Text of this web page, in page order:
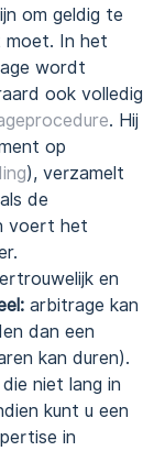
om geldig te
moet. In het
wordt
ook volledig
. Hij
op
), verzamelt
de
voert het
en
arbitrage kan
dan een
kan duren).
niet lang in
kunt u een
in